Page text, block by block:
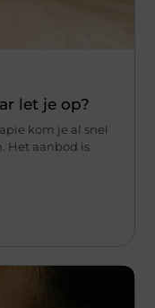
let je op?
kom je al snel
Het aanbod is